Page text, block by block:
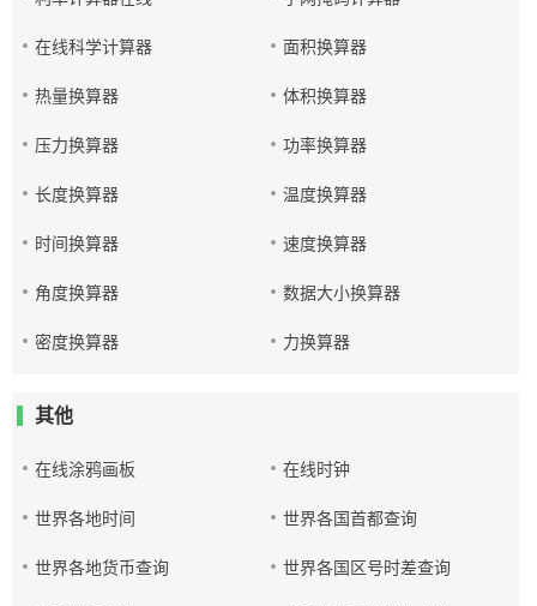
在线科学计算器 面积换算器
热量换算器 体积换算器
压力换算器 功率换算器
长度换算器 温度换算器
时间换算器 速度换算器
角度换算器 数据大小换算器
密度换算器 力换算器
其他
在线涂鸦画板 在线时钟
世界各地时间 世界各国首都查询
世界各地货币查询 世界各国区号时差查询